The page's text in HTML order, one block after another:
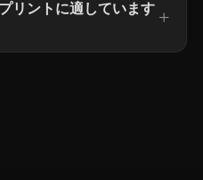
リントに適しています